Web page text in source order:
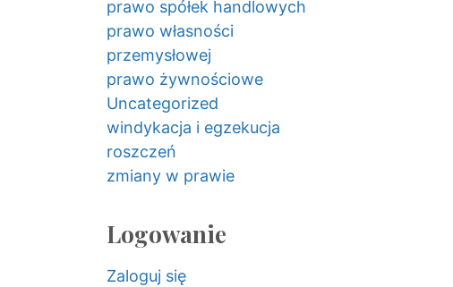
prawo spółek handlowych
prawo własności
przemysłowej
prawo żywnościowe
Uncategorized
windykacja i egzekucja
roszczeń
zmiany w prawie
Logowanie
Zaloguj się